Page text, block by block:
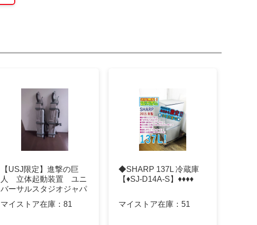
【USJ限定】進撃の巨
人 立体起動装置 ユニ
バーサルスタジオジャパ
マイストア在庫： 81
◆SHARP 137L 冷蔵庫
【♦SJ-D14A-S】♦♦♦♦
マイストア在庫： 51